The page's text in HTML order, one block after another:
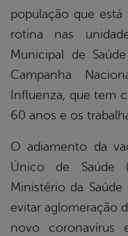
população que
rotina nas
Municipal de
Campanha
Influenza, que tem
60 anos e os
O adiamento da
Único de Saúde
Ministério da
evitar aglomeração
novo coronavírus